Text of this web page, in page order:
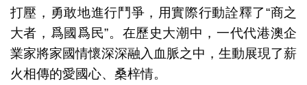
打壓，勇敢地進行鬥爭，用實際行動詮釋了“商之
大者，爲國爲民”。在歷史大潮中，一代代港澳企
業家將家國情懷深深融入血脈之中，生動展現了薪
火相傳的愛國心、桑梓情。